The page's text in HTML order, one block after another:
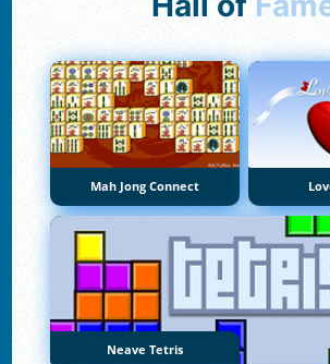
Mah Jong Connect
Neave Tetris